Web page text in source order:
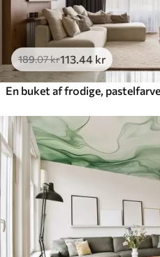
189.07kr113.44 kr